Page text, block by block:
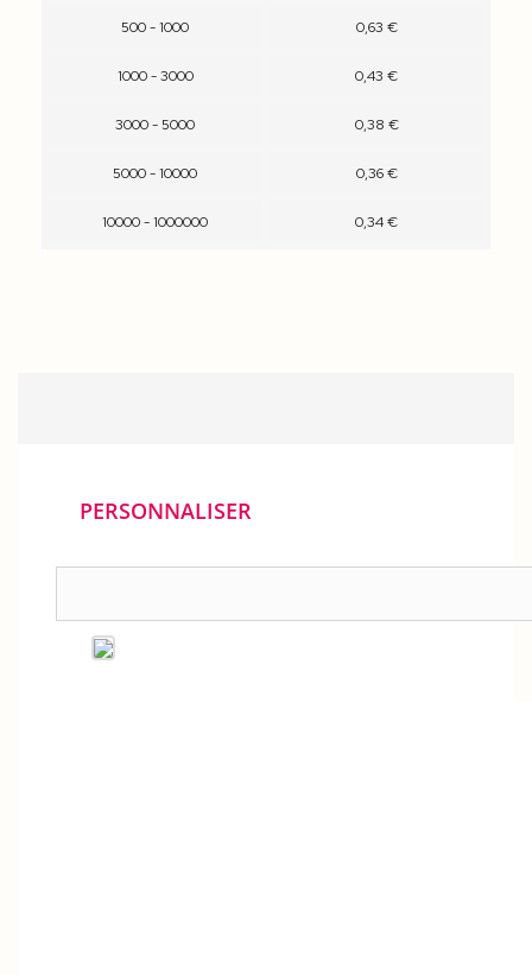
500 - 1000 0,63 €
1000 - 3000 0,43 €
3000 - 5000 0,38 €
5000 - 10000 0,36 €
10000 - 1000000 0,34 €
PERSONNALISER